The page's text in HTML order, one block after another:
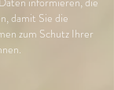
damit Sie die
zum Schutz Ihrer